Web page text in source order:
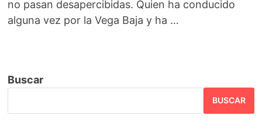
no pasan desapercibidas. Quien ha conducido
alguna vez por la Vega Baja y ha …
Buscar
BUSCAR